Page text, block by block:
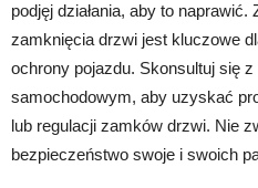
podjęj działania, aby to naprawić.
zamknięcia drzwi jest kluczowe
ochrony pojazdu. Skonsultuj się
samochodowym, aby uzyskać
lub regulacji zamków drzwi. Nie
bezpieczeństwo swoje i swoich